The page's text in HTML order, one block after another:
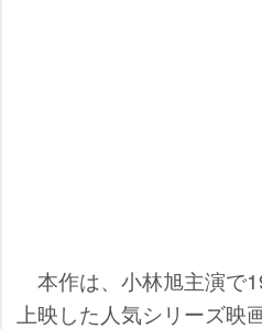
本作は、小林旭主演で
上映した人気シリーズ映